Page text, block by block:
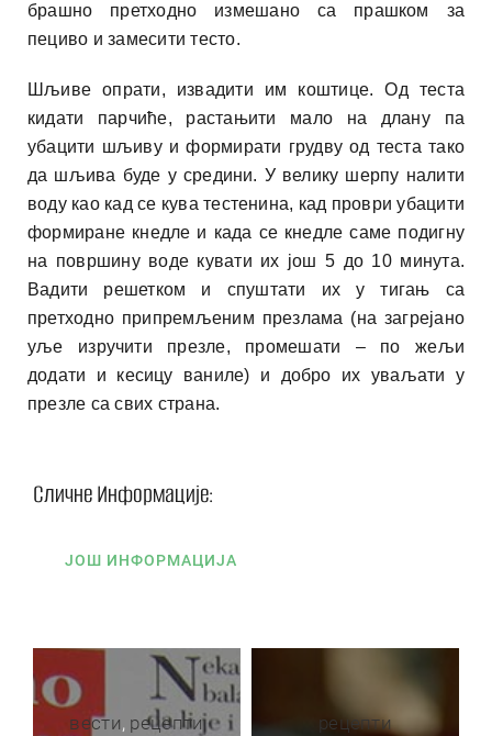
брашно претходно измешано са прашком за
пециво и замесити тесто.
Шљиве опрати, извадити им коштице. Од теста
кидати парчиће, растањити мало на длану па
убацити шљиву и формирати грудву од теста тако
да шљива буде у средини. У велику шерпу налити
воду као кад се кува тестенина, кад проври убацити
формиране кнедле и када се кнедле саме подигну
на површину воде кувати их још 5 до 10 минута.
Вадити решетком и спуштати их у тигањ са
претходно припремљеним презлама (на загрејано
уље изручити презле, промешати – по жељи
додати и кесицу ваниле) и добро их уваљати у
презле са свих страна.
Сличне Информације:
ЈОШ ИНФОРМАЦИЈА
вести, рецепти рецепти